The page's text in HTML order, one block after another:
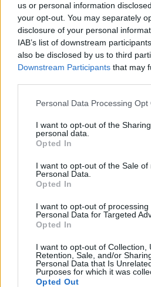
us or personal information
your opt-out. You may separately
disclosure of your personal
IAB’s list of downstream
also be disclosed by us to third
Downstream Participants that may
Please note that this website/app
not limited to your visit or usage
grant or deny consent to Google
use your data for below specified
consent section.
Personal Data Processing Opt
I want to opt-out of the
personal data.
Opted In
I want to opt-out of the Sale of
Personal Data.
Opted In
I want to opt-out of processing
Personal Data for Targeted
Opted In
I want to opt-out of Collection,
Retention, Sale, and/or
Personal Data that Is
Purposes for which it was
Opted Out
AUTORE
Marco Tessari
Marco Tessari,
specializzato in sport
segue da anni Coppa
competenza tecnica e